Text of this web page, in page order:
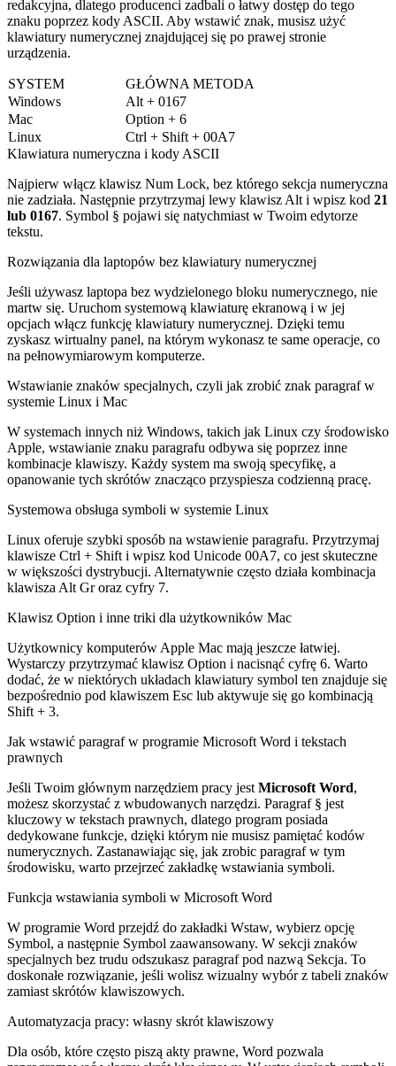
redakcyjna, dlatego producenci zadbali o łatwy dostęp do tego
znaku poprzez kody ASCII. Aby wstawić znak, musisz użyć
klawiatury numerycznej znajdującej się po prawej stronie
urządzenia.
SYSTEM
GŁÓWNA METODA
Windows
Alt + 0167
Mac
Option + 6
Linux
Ctrl + Shift + 00A7
Klawiatura numeryczna i kody ASCII
Najpierw włącz klawisz Num Lock, bez którego sekcja numeryczna
nie zadziała. Następnie przytrzymaj lewy klawisz Alt i wpisz kod 21
lub 0167. Symbol § pojawi się natychmiast w Twoim edytorze
tekstu.
Rozwiązania dla laptopów bez klawiatury numerycznej
Jeśli używasz laptopa bez wydzielonego bloku numerycznego, nie
martw się. Uruchom systemową klawiaturę ekranową i w jej
opcjach włącz funkcję klawiatury numerycznej. Dzięki temu
zyskasz wirtualny panel, na którym wykonasz te same operacje, co
na pełnowymiarowym komputerze.
Wstawianie znaków specjalnych, czyli jak zrobić znak paragraf w
systemie Linux i Mac
W systemach innych niż Windows, takich jak Linux czy środowisko
Apple, wstawianie znaku paragrafu odbywa się poprzez inne
kombinacje klawiszy. Każdy system ma swoją specyfikę, a
opanowanie tych skrótów znacząco przyspiesza codzienną pracę.
Systemowa obsługa symboli w systemie Linux
Linux oferuje szybki sposób na wstawienie paragrafu. Przytrzymaj
klawisze Ctrl + Shift i wpisz kod Unicode 00A7, co jest skuteczne
w większości dystrybucji. Alternatywnie często działa kombinacja
klawisza Alt Gr oraz cyfry 7.
Klawisz Option i inne triki dla użytkowników Mac
Użytkownicy komputerów Apple Mac mają jeszcze łatwiej.
Wystarczy przytrzymać klawisz Option i nacisnąć cyfrę 6. Warto
dodać, że w niektórych układach klawiatury symbol ten znajduje się
bezpośrednio pod klawiszem Esc lub aktywuje się go kombinacją
Shift + 3.
Jak wstawić paragraf w programie Microsoft Word i tekstach
prawnych
Jeśli Twoim głównym narzędziem pracy jest Microsoft Word,
możesz skorzystać z wbudowanych narzędzi. Paragraf § jest
kluczowy w tekstach prawnych, dlatego program posiada
dedykowane funkcje, dzięki którym nie musisz pamiętać kodów
numerycznych. Zastanawiając się, jak zrobic paragraf w tym
środowisku, warto przejrzeć zakładkę wstawiania symboli.
Funkcja wstawiania symboli w Microsoft Word
W programie Word przejdź do zakładki Wstaw, wybierz opcję
Symbol, a następnie Symbol zaawansowany. W sekcji znaków
specjalnych bez trudu odszukasz paragraf pod nazwą Sekcja. To
doskonałe rozwiązanie, jeśli wolisz wizualny wybór z tabeli znaków
zamiast skrótów klawiszowych.
Automatyzacja pracy: własny skrót klawiszowy
Dla osób, które często piszą akty prawne, Word pozwala